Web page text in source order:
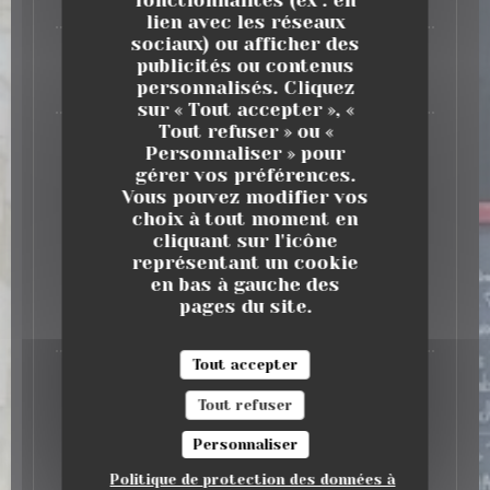
lien avec les réseaux
sociaux) ou afficher des
publicités ou contenus
personnalisés. Cliquez
sur « Tout accepter », «
Tout refuser » ou «
Personnaliser » pour
gérer vos préférences.
Vous pouvez modifier vos
choix à tout moment en
cliquant sur l'icône
représentant un cookie
en bas à gauche des
pages du site.
Tout accepter
Tout refuser
Personnaliser
Politique de protection des données à
Fish and Chips de Cabillaud
16,50 EUR
Cassolette d'Andouillette AAAAA sauce
Moutarde
18,50 EUR
LES FROMAGES
Brie de Meaux Affiné
Comté 12/18 Mois
5,00 EUR
LES DESSERTS
Au Bistro